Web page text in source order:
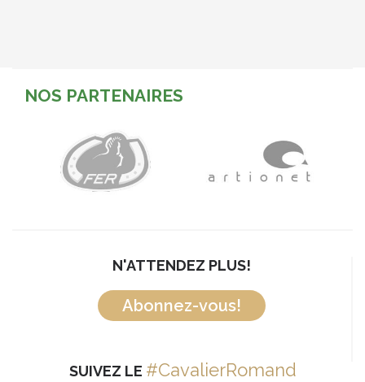
NOS PARTENAIRES
N'ATTENDEZ PLUS!
Abonnez-vous!
SUIVEZ LE #CavalierRomand